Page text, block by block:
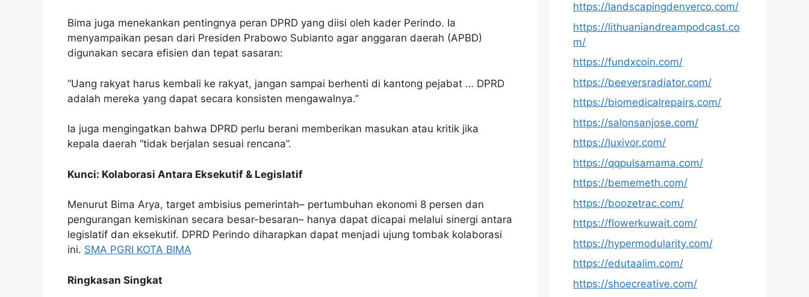
Bima juga menekankan pentingnya peran DPRD yang diisi oleh kader Perindo. Ia
menyampaikan pesan dari Presiden Prabowo Subianto agar anggaran daerah (APBD)
digunakan secara efisien dan tepat sasaran:
“Uang rakyat harus kembali ke rakyat, jangan sampai berhenti di kantong pejabat … DPRD
adalah mereka yang dapat secara konsisten mengawalnya.”
Ia juga mengingatkan bahwa DPRD perlu berani memberikan masukan atau kritik jika
kepala daerah “tidak berjalan sesuai rencana”.
Kunci: Kolaborasi Antara Eksekutif & Legislatif
Menurut Bima Arya, target ambisius pemerintah– pertumbuhan ekonomi 8 persen dan
pengurangan kemiskinan secara besar-besaran– hanya dapat dicapai melalui sinergi antara
legislatif dan eksekutif. DPRD Perindo diharapkan dapat menjadi ujung tombak kolaborasi
ini. SMA PGRI KOTA BIMA
Ringkasan Singkat
https://landscapingdenverco.com/
https://lithuaniandreampodcast.co
m/
https://fundxcoin.com/
https://beeversradiator.com/
https://biomedicalrepairs.com/
https://salonsanjose.com/
https://luxivor.com/
https://qqpulsamama.com/
https://bememeth.com/
https://boozetrac.com/
https://flowerkuwait.com/
https://hypermodularity.com/
https://edutaalim.com/
https://shoecreative.com/